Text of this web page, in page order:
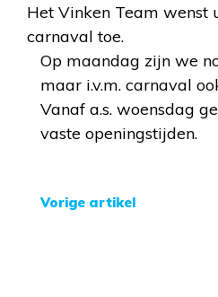
Het Vinken Team wenst
carnaval toe.
Op maandag zijn we
maar i.v.m. carnaval
Vanaf a.s. woensdag
vaste openingstijden.
Vorige artikel